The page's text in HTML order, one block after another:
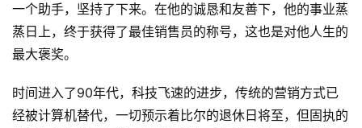
一个助手，坚持了下来。在他的诚恳和友善下，他的事业蒸
蒸日上，终于获得了最佳销售员的称号，这也是对他人生的
最大褒奖。
时间进入了90年代，科技飞速的进步，传统的营销方式已
经被计算机替代，一切预示着比尔的退休日将至，但固执的